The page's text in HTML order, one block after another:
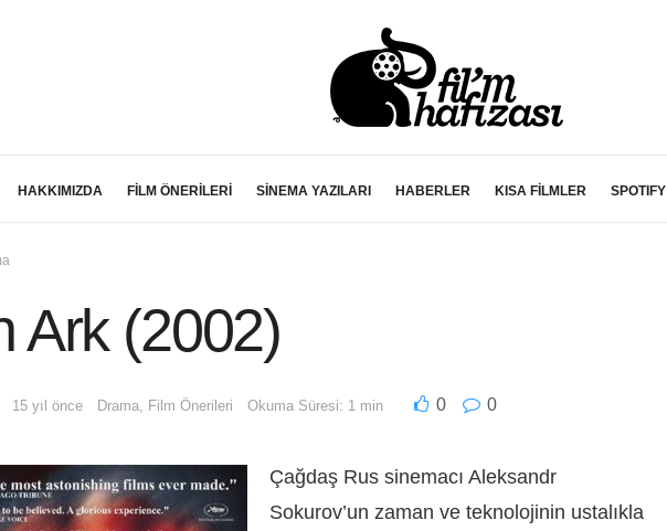
HAKKIMIZDA FİLM ÖNERİLERİ SİNEMA YAZILARI HABERLER KISA FİLMLER SPOTIFY
Ark (2002)
15 yıl önce Drama Film Önerileri Okuma Süresi: 1 min 0 0
Çağdaş Rus sinemacı Aleksandr
Sokurov’un zaman ve teknolojinin ustalıkla